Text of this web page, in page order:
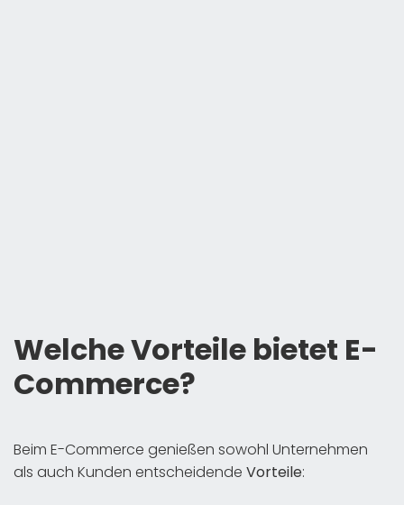
Welche Vorteile bietet E-
Commerce?
Beim E-Commerce genießen sowohl Unternehmen
als auch Kunden entscheidende Vorteile: